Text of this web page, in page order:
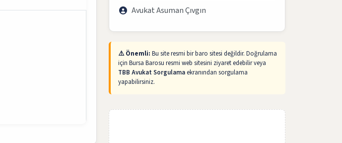
Avukat Asuman Çıvgın
⚠️ Önemli: Bu site resmi bir baro sitesi değildir. Doğrulama
için Bursa Barosu resmi web sitesini ziyaret edebilir veya
TBB Avukat Sorgulamaekranından sorgulama
yapabilirsiniz.